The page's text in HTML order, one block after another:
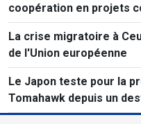
coopération en projets
La crise migratoire à
de l'Union européenne
Le Japon teste pour la
Tomahawk depuis un